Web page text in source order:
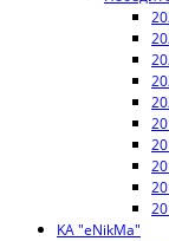
KA "eNikMa"